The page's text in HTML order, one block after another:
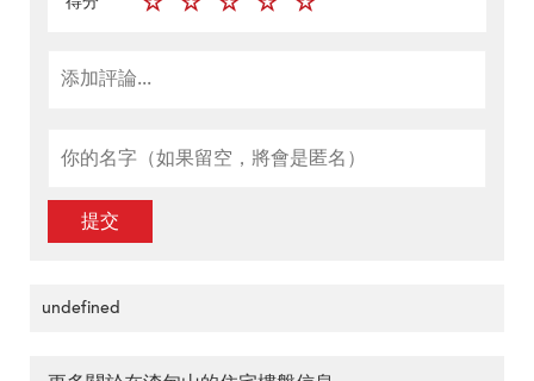
提交
undefined